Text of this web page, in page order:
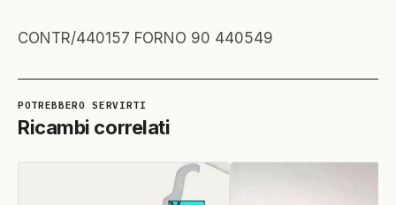
CONTR/440157 FORNO 90 440549
Ricambi correlati